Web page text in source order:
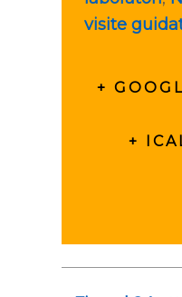
visite
+
+